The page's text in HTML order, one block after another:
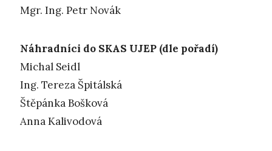
Mgr. Ing. Petr Novák
Náhradníci do SKAS UJEP (dle pořadí)
Michal Seidl
Ing. Tereza Špitálská
Štěpánka Bošková
Anna Kalivodová